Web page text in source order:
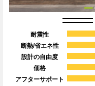
耐震性
断熱/省エネ性
設計の自由度
価格
アフターサポート